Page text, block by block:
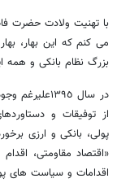
با تهنیت ولادت حضرت
می کنم که این بهار،
بزرگ نظام بانکی و همه
در سال
از توفیقات و
«اقتصاد مقاومتی،
اقدامات و سیاست های